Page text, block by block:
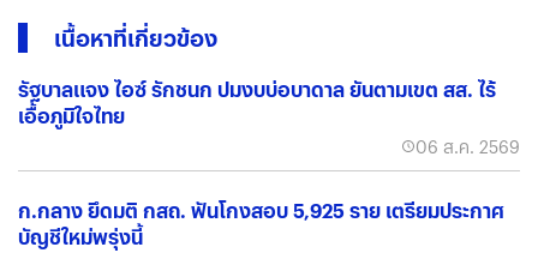
เนื้อหาที่เกี่ยวข้อง
รัฐบาลแจง ไอซ์ รักชนก ปมงบบ่อบาดาล ยันตามเขต สส. ไร้
เอื้อภูมิใจไทย
06 ส.ค. 2569
ก.กลาง ยึดมติ กสถ. ฟันโกงสอบ 5,925 ราย เตรียมประกาศ
บัญชีใหม่พรุ่งนี้